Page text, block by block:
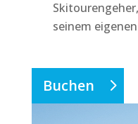
seinem
Buchen